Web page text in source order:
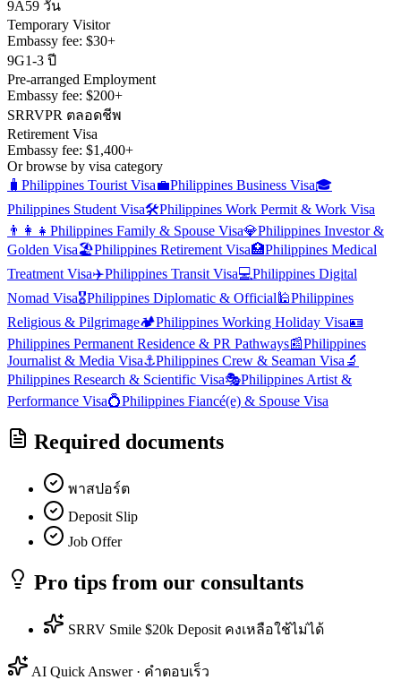
9A59 วัน
Temporary Visitor
Embassy fee: $30+
9G1-3 ปี
Pre-arranged Employment
Embassy fee: $200+
SRRVPR ตลอดชีพ
Retirement Visa
Embassy fee: $1,400+
Or browse by visa category
🧳 Philippines Tourist Visa💼Philippines Business Visa🎓
Philippines Student Visa🛠️Philippines Work Permit & Work Visa
👨‍👩‍👧 Philippines Family & Spouse Visa💎Philippines Investor &
Golden Visa🏖️Philippines Retirement Visa🏥Philippines Medical
Treatment Visa✈️Philippines Transit Visa💻Philippines Digital
Nomad Visa🎖️Philippines Diplomatic & Official 🕌Philippines
Religious & Pilgrimage🏕️Philippines Working Holiday Visa🪪
Philippines Permanent Residence & PR Pathways📰Philippines
Journalist & Media Visa⚓Philippines Crew & Seaman Visa 🔬
Philippines Research & Scientific Visa🎭Philippines Artist &
Performance Visa💍Philippines Fiancé(e) & Spouse Visa
Required documents
พาสปอร์ต
Deposit Slip
Job Offer
Pro tips from our consultants
SRRV Smile $20k Deposit คงเหลือใช้ไม่ได้
AI Quick Answer · คำตอบเร็ว